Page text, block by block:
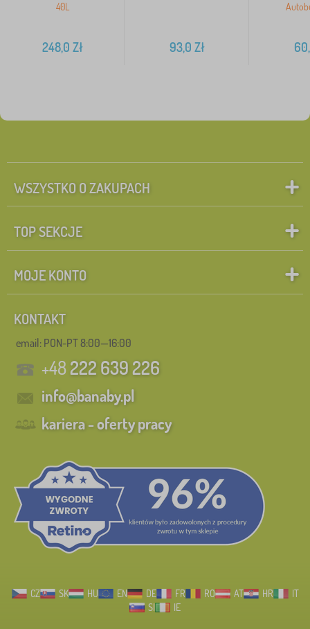
40L
248,0 Zł 93,0 Zł
WSZYSTKO O ZAKUPACH
TOP SEKCJE
MOJE KONTO
KONTAKT
email: PON-PT 8:00—16:00
+48222 639 226
info@banaby.pl
kariera - oferty pracy
CZ SK HU EN DE FR RO AT HR
IT
SI
IE